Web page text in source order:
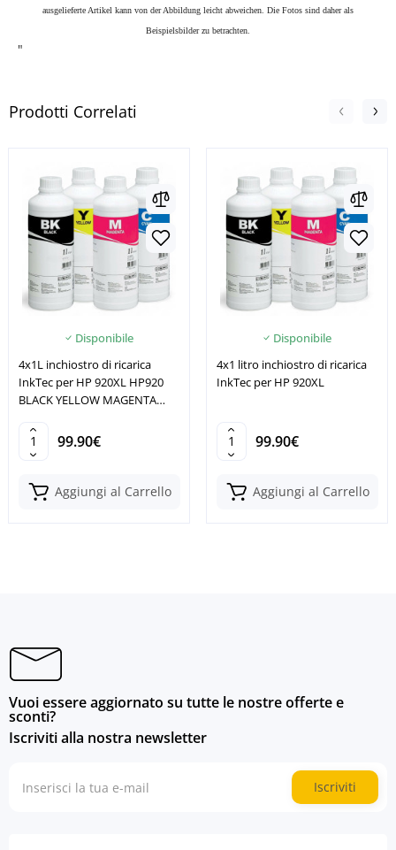
ausgelieferte Artikel kann von der Abbildung leicht abweichen. Die Fotos sind daher als
Beispielsbilder zu betrachten.
"
Prodotti Correlati
Disponibile
4x1L inchiostro di ricarica
InkTec per HP 920XL HP920
BLACK YELLOW MAGENTA
99.90€
Aggiungi al Carrello
Disponibile
4x1 litro inchiostro di ricarica
InkTec per HP 920XL
99.90€
Aggiungi al Carrello
Vuoi essere aggiornato su tutte le nostre offerte e
sconti?
Iscriviti alla nostra newsletter
Iscriviti